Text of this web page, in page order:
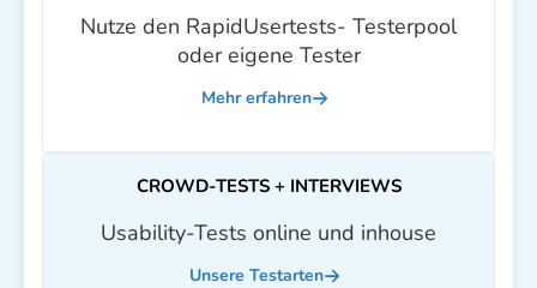
Nutze den RapidUsertests- Testerpool
oder eigene Tester
Mehr erfahren
CROWD-TESTS + INTERVIEWS
Usability-Tests online und inhouse
Unsere Testarten